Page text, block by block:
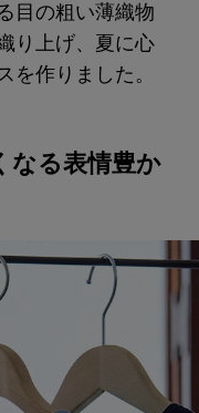
目の粗い薄織物
り上げ、夏に心
を作りました。
なる表情豊か